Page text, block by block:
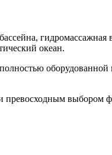
океан.
выбором